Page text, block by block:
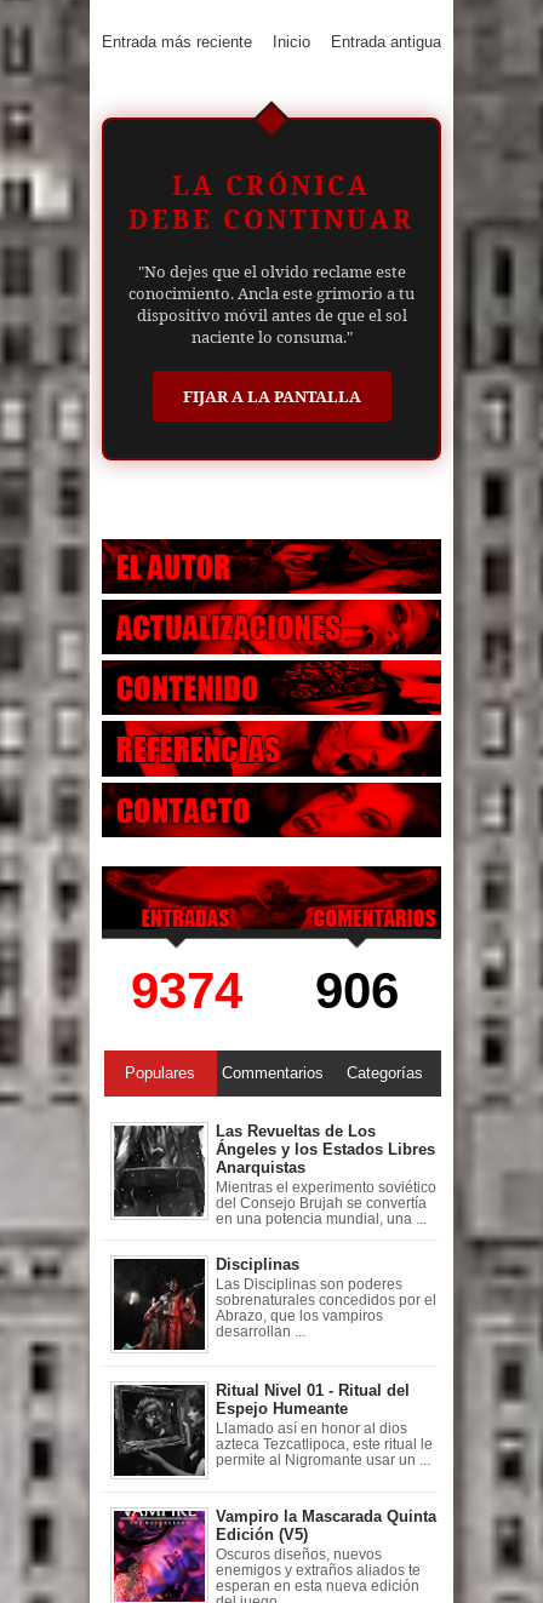
Entrada más reciente Entrada antigua
Inicio
LA CRÓNICA
DEBE CONTINUAR
"No dejes que el olvido reclame este
conocimiento. Ancla este grimorio a tu
dispositivo móvil antes de que el sol
naciente lo consuma."
FIJAR A LA PANTALLA
9374 906
Populares Commentarios Categorías
Las Revueltas de Los
Ángeles y los Estados Libres
Anarquistas
Mientras el experimento soviético
del Consejo Brujah se convertía
en una potencia mundial, una ...
Disciplinas
Las Disciplinas son poderes
sobrenaturales concedidos por el
Abrazo, que los vampiros
desarrollan ...
Ritual Nivel 01 - Ritual del
Espejo Humeante
Llamado así en honor al dios
azteca Tezcatlipoca, este ritual le
permite al Nigromante usar un ...
Vampiro la Mascarada Quinta
Edición (V5)
Oscuros diseños, nuevos
enemigos y extraños aliados te
esperan en esta nueva edición